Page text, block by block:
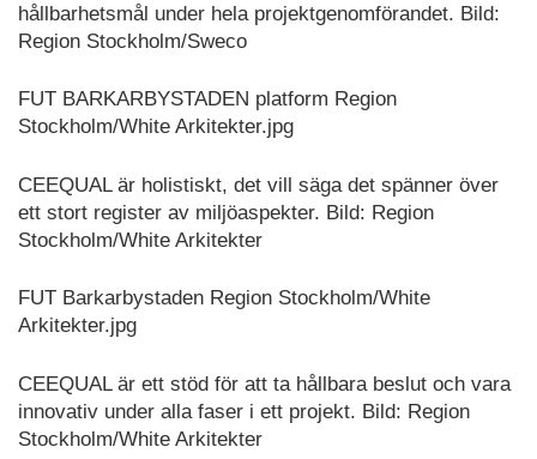
hållbarhetsmål under hela projektgenomförandet. Bild:
Region Stockholm/Sweco
FUT BARKARBYSTADEN platform Region
Stockholm/White Arkitekter.jpg
CEEQUAL är holistiskt, det vill säga det spänner över
ett stort register av miljöaspekter. Bild: Region
Stockholm/White Arkitekter
FUT Barkarbystaden Region Stockholm/White
Arkitekter.jpg
CEEQUAL är ett stöd för att ta hållbara beslut och vara
innovativ under alla faser i ett projekt. Bild: Region
Stockholm/White Arkitekter